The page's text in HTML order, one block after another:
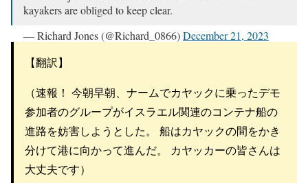
kayakers are obliged to keep clear.
— Richard Jones (@Richard_0866)December 21, 2023
【翻訳】
（速報！ 今朝早朝、ナームでカヤックに乗ったデモ
参加者のグループがイスラエル関連のコンテナ船の
進路を妨害しようとした。 船はカヤックの間をかき
分けて港に向かって進んだ。 カヤッカーの皆さんは
大丈夫です）